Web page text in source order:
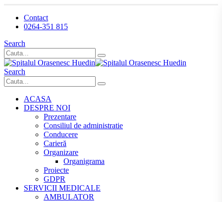
Contact
0264-351 815
Search
Search
ACASA
DESPRE NOI
Prezentare
Consiliul de administratie
Conducere
Carieră
Organizare
Organigrama
Proiecte
GDPR
SERVICII MEDICALE
AMBULATOR